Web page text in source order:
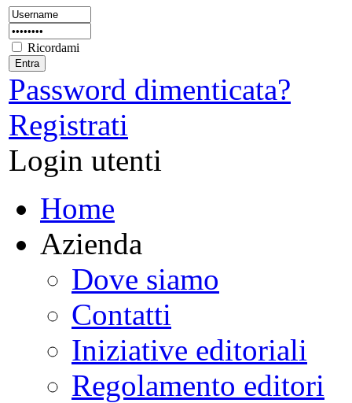
Ricordami
Password dimenticata?
Registrati
Login utenti
Home
Azienda
Dove siamo
Contatti
Iniziative editoriali
Regolamento editori